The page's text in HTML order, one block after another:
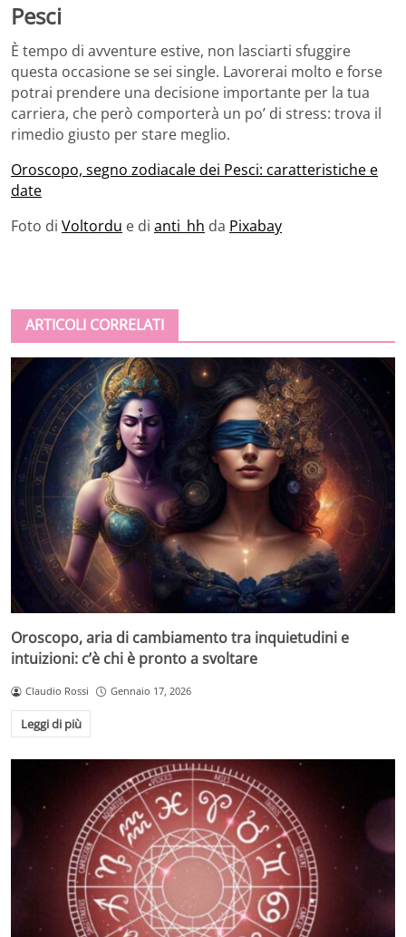
Pesci
È tempo di avventure estive, non lasciarti sfuggire
questa occasione se sei single. Lavorerai molto e forse
potrai prendere una decisione importante per la tua
carriera, che però comporterà un po’ di stress: trova il
rimedio giusto per stare meglio.
Oroscopo, segno zodiacale dei Pesci: caratteristiche e
date
Foto di Voltordu e di anti_hh da Pixabay
ARTICOLI CORRELATI
Oroscopo, aria di cambiamento tra inquietudini e
intuizioni: c’è chi è pronto a svoltare
Claudio Rossi Gennaio 17, 2026
Leggi di più